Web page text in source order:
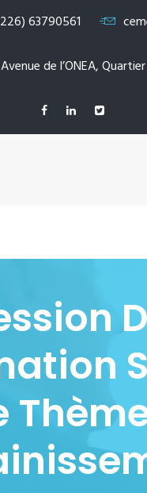
63790561
de l’ONEA,